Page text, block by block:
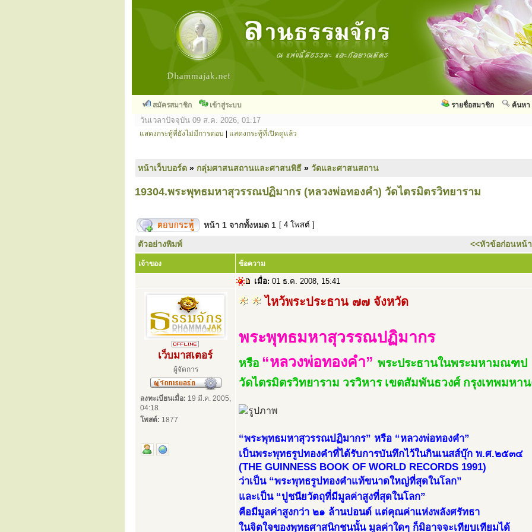
สมัครสมาชิก เข้าสู่ระบบ ค้นหา
รายชื่อสมาชิก
วันเวลาปัจจุบัน 09 ส.ค. 2026, 01:17
แสดงกระทู้ที่ยังไม่มีการตอบ แสดงกระทู้ที่เปิดดูแล้ว
หน้าเว็บบอร์ด » กลุ่มศาสนสถานและศาสนพิธี » วัดและศาสนสถาน
19304.พระพุทธมหาสุวรรณปฏิมากร (หลวงพ่อทองคำ) วัดไตรมิตรวิทยาราม
หน้า 1 จากทั้งหมด 1 [ 4 โพสต์ ]
ตัวอย่างพิมพ์ <<หัวข้อก่อนหน้า
เจ้าของ ข้อความ
เมื่อ: 01 ธ.ค. 2008, 15:41
เว็บมาสเตอร์
ผู้จัดการ
ลงทะเบียนเมื่อ: 19 มี.ค. 2005,
04:18
โพสต์: 1877
ไหว้พระประธาน ๗๗ จังหวัด
พระพุทธมหาสุวรรณปฏิมากร
หรือ “หลวงพ่อทองคำ” พระประธานในพระมหามณฑป
วัดไตรมิตรวิทยาราม วรวิหาร เขตสัมพันธวงศ์ กรุงเทพมหา
“พระพุทธมหาสุวรรณปฏิมากร” หรือ “หลวงพ่อทองคำ”
เป็นพระพุทธรูปทองคำที่ได้รับการบันทึกไว้ในกินเนสส์บุ๊ก พ.ศ.๒๕๓๔
(THE GUINNESS BOOK OF WORLD RECORDS 1991)
ว่าเป็น “พระพุทธรูปทองคำแท้ขนาดใหญ่ที่สุดในโลก”
และเป็น “ปูชนียวัตถุที่มีมูลค่าสูงที่สุดในโลก”
คือมีมูลค่าสูงกว่า ๒๑ ล้านปอนด์ แต่คุณค่าแห่งพลังศรัทธา
ในจิตใจของพุทธศาสนิกชนนั้น มูลค่าใดๆ ก็มิอาจจะเทียบเทียมได้